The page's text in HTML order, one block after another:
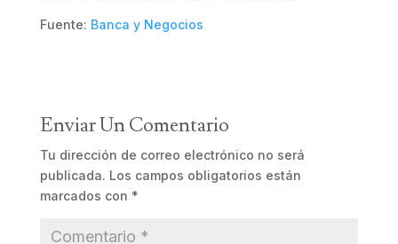
Fuente: Banca y Negocios
Enviar Un Comentario
Tu dirección de correo electrónico no será
publicada. Los campos obligatorios están
marcados con *